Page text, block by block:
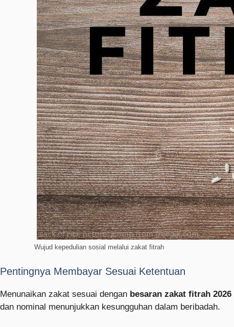
Wujud kepedulian sosial melalui zakat fitrah
Pentingnya Membayar Sesuai Ketentuan
Menunaikan zakat sesuai dengan besaran zakat fitrah 2026
dan nominal menunjukkan kesungguhan dalam beribadah.